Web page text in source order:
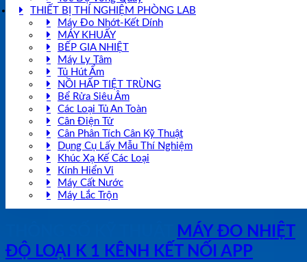
THIẾT BỊ THÍ NGHIỆM PHÒNG LAB
Máy Đo Nhớt-Kết Dính
MÁY KHUẤY
BẾP GIA NHIỆT
Máy Ly Tâm
Tủ Hút Ẩm
NỒI HẤP TIỆT TRÙNG
Bể Rửa Siêu Âm
Các Loại Tủ An Toàn
Cân Điện Tử
Cân Phân Tích Cân Kỹ Thuật
Dụng Cụ Lấy Mẫu Thí Nghiệm
Khúc Xạ Kế Các Loại
Kính Hiển Vi
Máy Cất Nước
Máy Lắc Trộn
MÁY ĐO NHIỆT
ĐỘ LOẠI K 1 KÊNH KẾT NỐI APP